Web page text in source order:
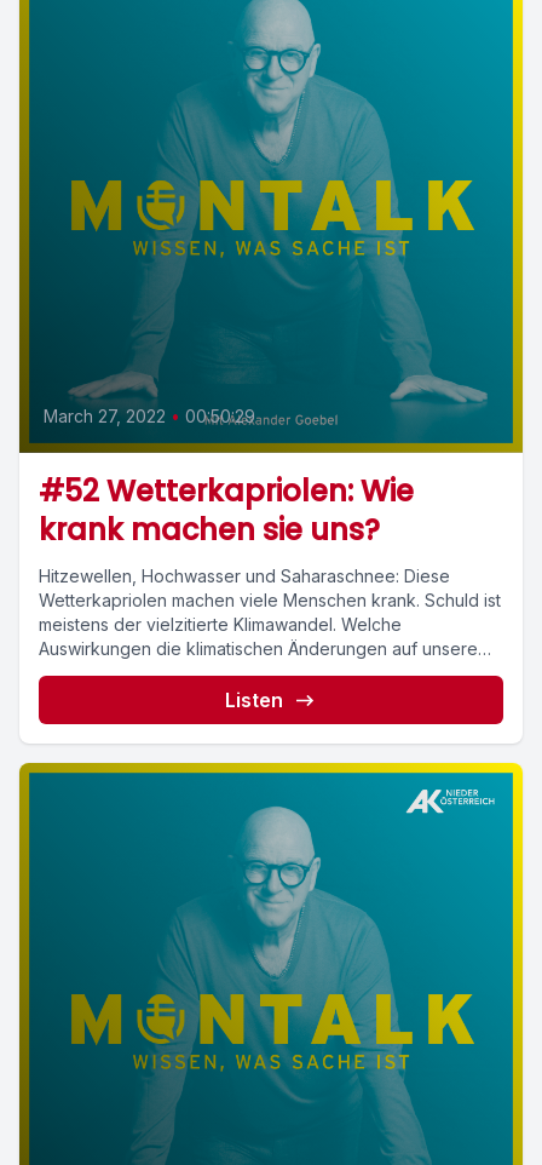
March 27, 2022 • 00:50:29
#52 Wetterkapriolen: Wie
krank machen sie uns?
Hitzewellen, Hochwasser und Saharaschnee: Diese
Wetterkapriolen machen viele Menschen krank. Schuld ist
meistens der vielzitierte Klimawandel. Welche
Auswirkungen die klimatischen Änderungen auf unsere
Gesundheit...
Listen